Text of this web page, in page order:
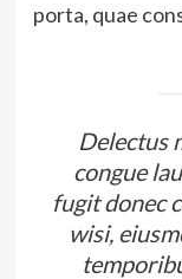
porta, quae
Delectus
congue
fugit donec
wisi,